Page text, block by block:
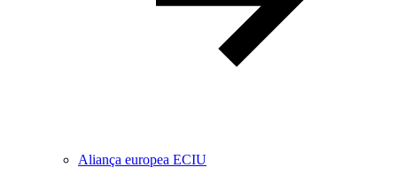
Aliança europea ECIU